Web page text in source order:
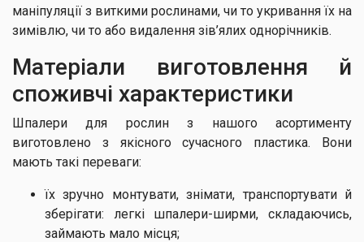
маніпуляції з виткими рослинами, чи то укривання їх на
зимівлю, чи то або видалення зів’ялих однорічників.
Матеріали виготовлення й
споживчі характеристики
Шпалери для рослин з нашого асортименту
виготовлено з якісного сучасного пластика. Вони
мають такі переваги:
їх зручно монтувати, знімати, транспортувати й
зберігати: легкі шпалери-ширми, складаючись,
займають мало місця;